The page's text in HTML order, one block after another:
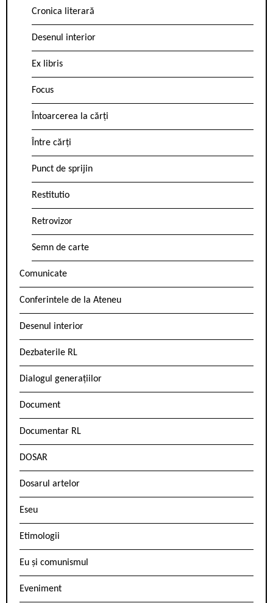
Cronica literară
Desenul interior
Ex libris
Focus
Întoarcerea la cărți
Între cărți
Punct de sprijin
Restitutio
Retrovizor
Semn de carte
Comunicate
Conferintele de la Ateneu
Desenul interior
Dezbaterile RL
Dialogul generațiilor
Document
Documentar RL
DOSAR
Dosarul artelor
Eseu
Etimologii
Eu și comunismul
Eveniment